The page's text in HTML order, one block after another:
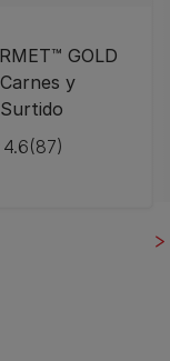
GOLD
y
4.6(87)